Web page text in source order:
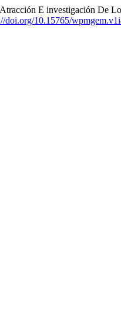
E investigación De
doi.org/10.15765/